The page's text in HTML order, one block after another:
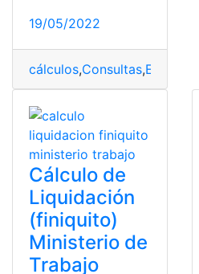
19/05/2022
cálculos,Consultas,Empleado
Cálculo de
Liquidación
(finiquito)
Ministerio de
Trabajo